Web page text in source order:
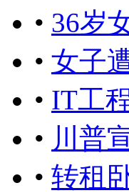
• 36岁
• 女子
• IT工
• 川普
• 转租